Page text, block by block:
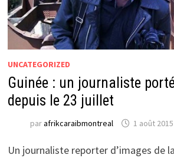
UNCATEGORIZED
Guinée : un journaliste
depuis le 23 juillet
parafrikcaraibmontreal 1 août 2015
Un journaliste reporter d’images de